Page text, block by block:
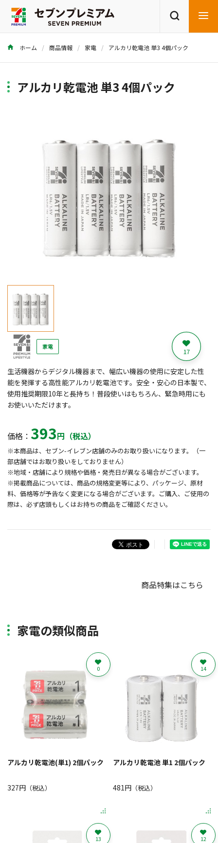
商品を探す レシピを探す
ホーム 商品情報 家電 アルカリ乾電池 単3 4個パック
アルカリ乾電池 単3 4個パック
家電 17
生活機器からデジタル機器まで、幅広い機器の使用に安定した性
能を発揮する高性能アルカリ乾電池です。安全・安心の日本製で、
使用推奨期限10年と長持ち！普段使いはもちろん、緊急時用にも
お使いいただけます。
価格： 393円（税込）
※本商品は、セブン-イレブン店舗のみのお取り扱いになります。（一
部店舗ではお取り扱いをしておりません）
※地域・店舗により規格や価格・発売日が異なる場合がございます。
※掲載商品については、商品の規格変更等により、パッケージ、原材
料、価格等が予告なく変更になる場合がございます。ご購入、ご使用の
際は、必ず店頭もしくはお持ちの商品をご確認ください。
商品特集はこちら
家電の類似商品
アルカリ乾電池(単1) 2個パック
327円 （税込）
0
アルカリ乾電池 単1 2個パック
481円（税込）
14
13 12